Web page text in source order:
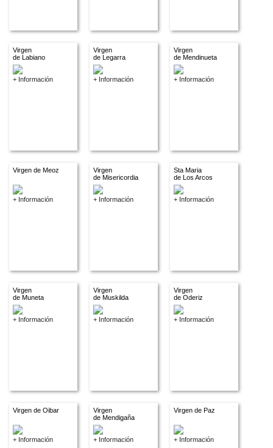
Virgen
de Labiano
+ Información
Virgen
de Legarra
+ Información
Virgen
de Mendinueta
+ Información
Virgen de Meoz
+ Información
Virgen
de Misericordia
+ Información
Sta Maria
de Los Arcos
+ Información
Virgen
de Muneta
+ Información
Virgen
de Muskilda
+ Información
Virgen
de Oderiz
+ Información
Virgen de Oibar
+ Información
Virgen
de Mendigaña
+ Información
Virgen de Paz
+ Información